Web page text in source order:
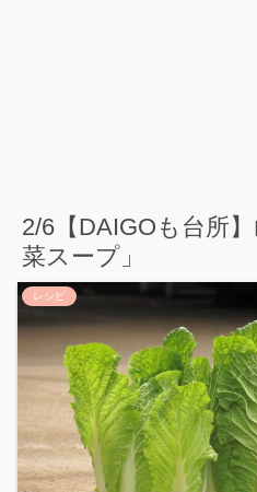
2/6【DAIGOも台所
菜スープ」
レシピ